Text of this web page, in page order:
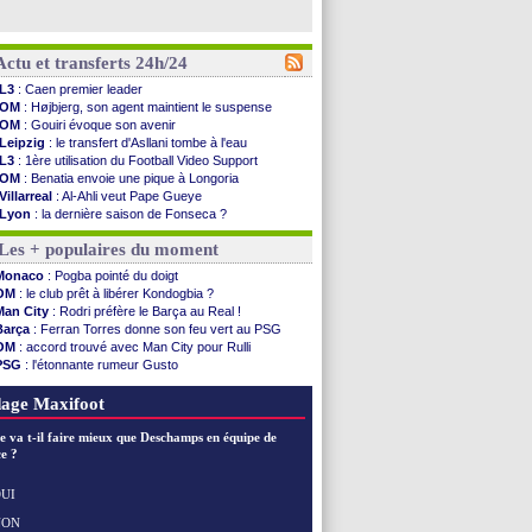
et transferts 24h/24
L3 : Caen premier leader
OM : Højbjerg, son agent maintient le suspense
OM : Gouiri évoque son avenir
Leipzig : le transfert d'Asllani tombe à l'eau
L3 : 1ère utilisation du Football Video Support
OM : Benatia envoie une pique à Longoria
Villarreal : Al-Ahli veut Pape Gueye
Lyon : la dernière saison de Fonseca ?
OM: un nouveau prétendant pour Højbjerg
Brest: un gardien norvégien en approche ?
OM: McCourt a versé 120 M€ en 2026
PSG: 4 retours dans le groupe face à Man Utd ...
Nice: Kevin Carlos va partir en Italie
L1: prison avec sursis requis contre un arbitre
Leganés: c'est signé pour Luca Zidane (off.)
Atletico: Ruggeri en route pour Aston Villa
Monaco: Filipe Luis soutient Biereth
PSG : Nsoki va signer en Croatie
Real: Mastantuono prêté à la Fiorentina (off.)
Man City
Palace
+ populaires du moment
: Pogba pointé du doigt
: le club prêt à libérer Kondogbia ?
City : Rodri préfère le Barça au Real !
: Ferran Torres donne son feu vert au PSG
: accord trouvé avec Man City pour Rulli
: l'étonnante rumeur Gusto
: Owori battu à mort à Kampala
Maxifoot
va t-il faire mieux que Deschamps en équipe de
?